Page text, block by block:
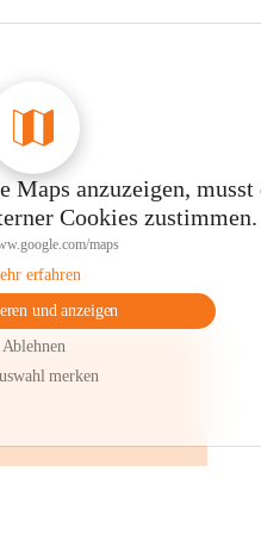
Maps anzuzeigen, musst
Cookies zustimmen.
maps
erfahren
und anzeigen
Ablehnen
merken